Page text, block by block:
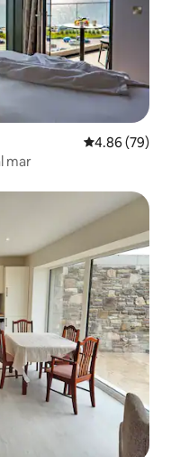
Calificación
4.86 (79)
mar